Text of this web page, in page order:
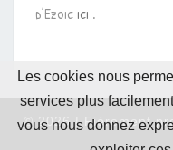
d’Ezoic ici .
© 2026| Fièrement
Les cookies nous
services plus
vous nous donnez